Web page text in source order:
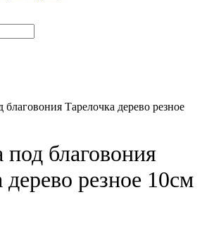
благовония Тарелочка деревo резное
под благовония
деревo резное 10см